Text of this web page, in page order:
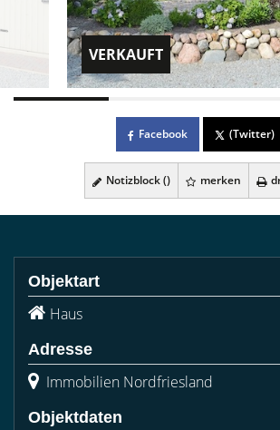
VERKAUFT
Facebook (Twitter)
Notizblock () merken
Objektart
Haus
Adresse
Immobilien Nordfriesland
Objektdaten